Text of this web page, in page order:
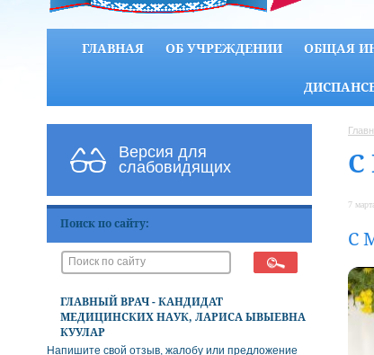
ГЛАВНАЯ ОБ УЧРЕЖДЕНИИ ОБЩАЯ
Версия для
слабовидящих
Поиск по сайту:
ГЛАВНЫЙ ВРАЧ - КАНДИДАТ
МЕДИЦИНСКИХ НАУК, ЛАРИСА ЫВЫЕВНА
КУУЛАР
Напишите свой отзыв, жалобу или предложение
С
7
С